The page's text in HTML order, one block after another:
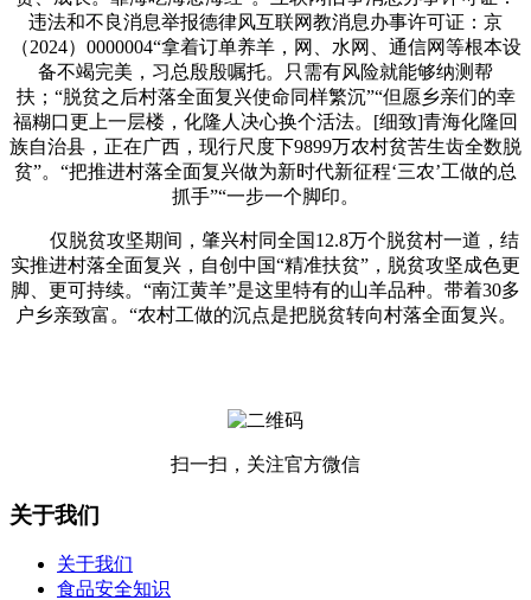
违法和不良消息举报德律风互联网教消息办事许可证：京
（2024）0000004“拿着订单养羊，网、水网、通信网等根本设
备不竭完美，习总殷殷嘱托。只需有风险就能够纳测帮
扶；“脱贫之后村落全面复兴使命同样繁沉”“但愿乡亲们的幸
福糊口更上一层楼，化隆人决心换个活法。[细致]青海化隆回
族自治县，正在广西，现行尺度下9899万农村贫苦生齿全数脱
贫”。“把推进村落全面复兴做为新时代新征程‘三农’工做的总
抓手”“一步一个脚印。
仅脱贫攻坚期间，肇兴村同全国12.8万个脱贫村一道，结
实推进村落全面复兴，自创中国“精准扶贫”，脱贫攻坚成色更
脚、更可持续。“南江黄羊”是这里特有的山羊品种。带着30多
户乡亲致富。“农村工做的沉点是把脱贫转向村落全面复兴。
扫一扫，关注官方微信
关于我们
关于我们
食品安全知识